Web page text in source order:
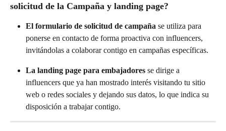
solicitud de la Campaña y landing page?
El formulario de solicitud de campaña se utiliza para
ponerse en contacto de forma proactiva con influencers,
invitándolas a colaborar contigo en campañas específicas.
La landing page para embajadores se dirige a
influencers que ya han mostrado interés visitando tu sitio
web o redes sociales y dejando sus datos, lo que indica su
disposición a trabajar contigo.